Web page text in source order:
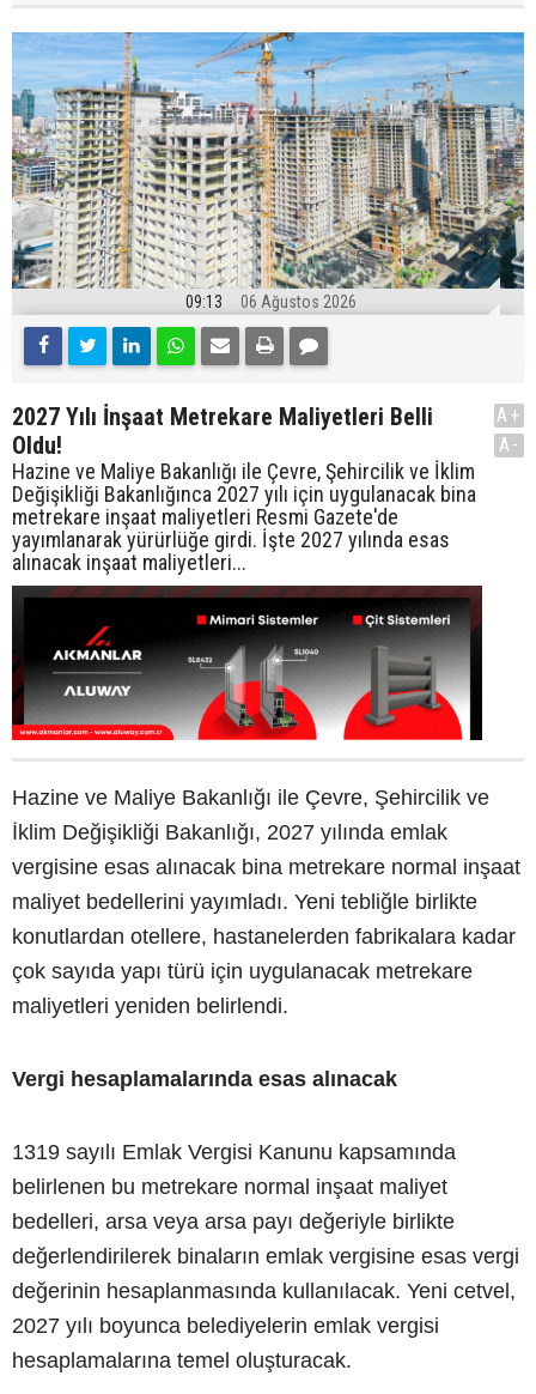
09:13 06 Ağustos 2026
2027 Yılı İnşaat Metrekare Maliyetleri Belli
Oldu!
Hazine ve Maliye Bakanlığı ile Çevre, Şehircilik ve İklim
Değişikliği Bakanlığınca 2027 yılı için uygulanacak bina
metrekare inşaat maliyetleri Resmi Gazete'de
yayımlanarak yürürlüğe girdi. İşte 2027 yılında esas
alınacak inşaat maliyetleri...
A+
A-
Hazine ve Maliye Bakanlığı ile Çevre, Şehircilik ve
İklim Değişikliği Bakanlığı, 2027 yılında emlak
vergisine esas alınacak bina metrekare normal inşaat
maliyet bedellerini yayımladı. Yeni tebliğle birlikte
konutlardan otellere, hastanelerden fabrikalara kadar
çok sayıda yapı türü için uygulanacak metrekare
maliyetleri yeniden belirlendi.
Vergi hesaplamalarında esas alınacak
1319 sayılı Emlak Vergisi Kanunu kapsamında
belirlenen bu metrekare normal inşaat maliyet
bedelleri, arsa veya arsa payı değeriyle birlikte
değerlendirilerek binaların emlak vergisine esas vergi
değerinin hesaplanmasında kullanılacak. Yeni cetvel,
2027 yılı boyunca belediyelerin emlak vergisi
hesaplamalarına temel oluşturacak.